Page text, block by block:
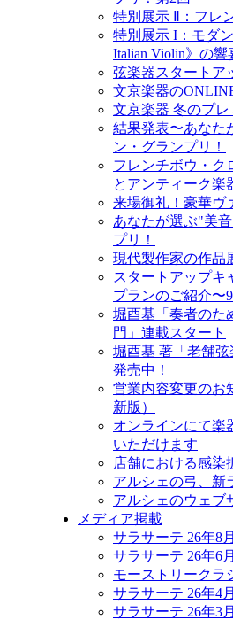
特別展示 Ⅱ：フレ
特別展示 I：モダ
Italian Violin》の響
弦楽器スタートア
文京楽器の
文京楽器 冬のプ
結果発表〜あなた
ン・グランプリ！
フレンチボウ・ク
とアンティーク楽
来場御礼！豪華ヴ
あなたが選ぶ"美
プリ！
現代製作家の作品
スタートアップキ
プランのご紹介〜
堀酉基「奏者のた
門」連載スタート
堀酉基 著「老舗弦
発売中！
営業内容変更のお
新版）
オンラインにて楽
いただけます
店舗における感染
アルシェの弓、新
アルシェのウェブ
メディア掲載
サラサーテ 26年8
サラサーテ 26年6
モーストリークラ
サラサーテ 26年4
サラサーテ 26年3